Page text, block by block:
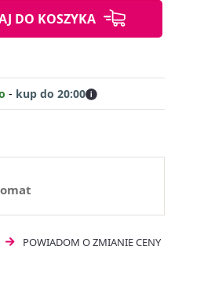
DO KOSZYKA
- kup do 20:00
POWIADOM O ZMIANIE CENY